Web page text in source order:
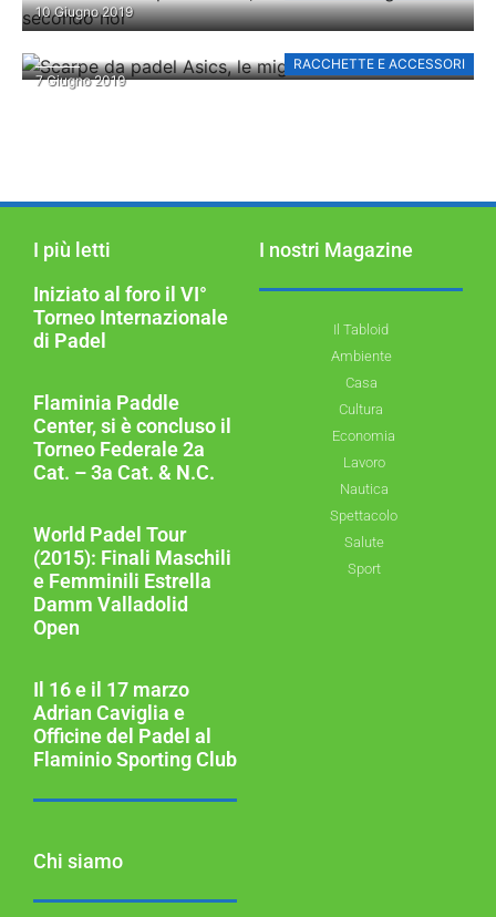
MIGLIORI SECONDO NOI
10 Giugno 2019
RACCHETTE E ACCESSORI
SCARPE DA PADEL ASICS, LE MIGLIORI DEL
2019
7 Giugno 2019
I più letti
Iniziato al foro il VI°
Torneo Internazionale
di Padel
Flaminia Paddle
Center, si è concluso il
Torneo Federale 2a
Cat. – 3a Cat. & N.C.
World Padel Tour
(2015): Finali Maschili
e Femminili Estrella
Damm Valladolid
Open
Il 16 e il 17 marzo
Adrian Caviglia e
Officine del Padel al
Flaminio Sporting Club
I nostri Magazine
Il Tabloid
Ambiente
Casa
Cultura
Economia
Lavoro
Nautica
Spettacolo
Salute
Sport
Chi siamo